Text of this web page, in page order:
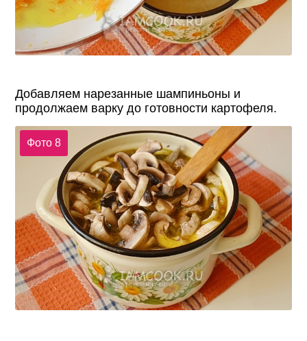
Добавляем нарезанные шампиньоны и
продолжаем варку до готовности картофеля.
Фото 8